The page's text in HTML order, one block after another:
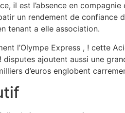
il est l’absence en
un rendement de confiance
tenant a elle association.
l’Olympe Express , ! cette
ajoutent aussi une
d’euros englobent